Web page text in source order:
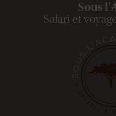
Sous
Safari et